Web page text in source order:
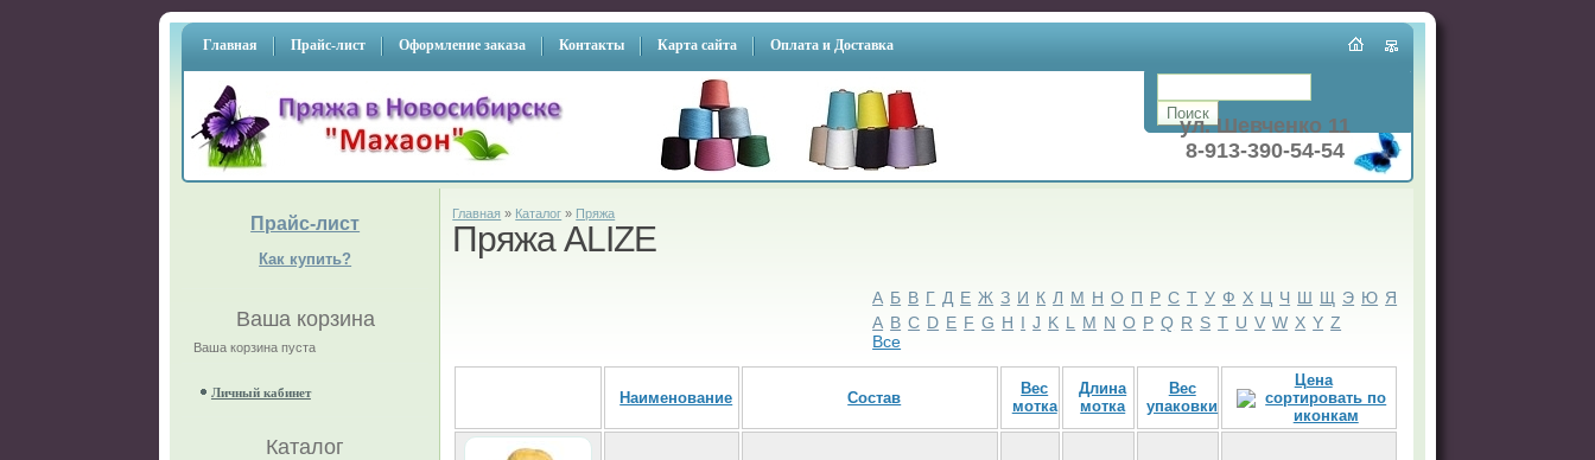
Главная Прайс-лист Оформление заказа Контакты Карта сайта Оплата и Доставка
ул. Шевченко 11
8-913-390-54-54
Прайс-лист
Как купить?
Ваша корзина
Ваша корзина пуста
Личный кабинет
Каталог
Главная » Каталог » Пряжа
Пряжа ALIZE
А Б В Г Д Е Ж З И К Л М Н О П Р С Т У Ф Х Ц Ч Ш Щ Э Ю Я
A B C D E F G H I J K L M N O P Q R S T U V W X Y Z
Все
Наименование Состав
Вес
мотка
Длина
мотка
Вес
упаковки
Цена